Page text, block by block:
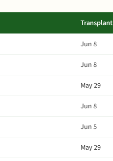
Transplant
Jun 8
Jun 8
May 29
Jun 8
Jun 5
May 29